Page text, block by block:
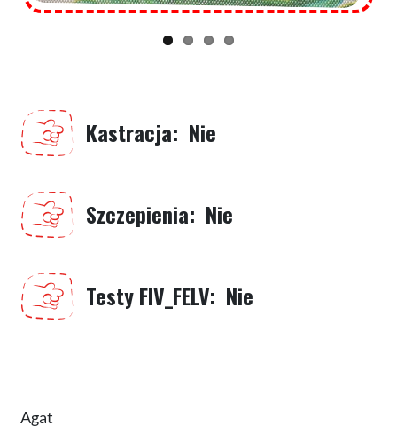
Kastracja Nie
Szczepienia Nie
Testy FIV_FELV Nie
Agat